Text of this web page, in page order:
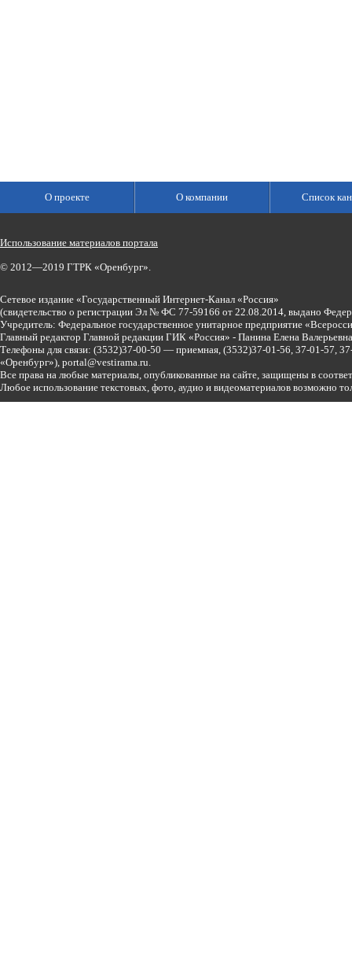
О проекте О компании Список
Использование материалов портала
© 2012—2019 ГТРК «Оренбург».
Сетевое издание «Государственный Интернет-Канал «Россия»
(свидетельство о регистрации Эл № ФС 77-59166 от 22.08.2014, выдано
Учредитель: Федеральное государственное унитарное предприятие
Главный редактор Главной редакции ГИК «Россия» - Панина Елена
Телефоны для связи: (3532)37-00-50 — приемная, (3532)37-01-56, 37-01-57,
«Оренбург»), portal@vestirama.ru.
Все права на любые материалы, опубликованные на сайте, защищены в
Любое использование текстовых, фото, аудио и видеоматериалов возможно